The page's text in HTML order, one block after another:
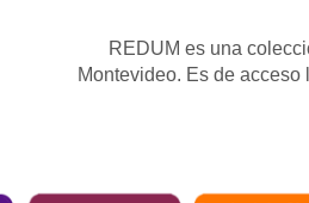
REDUM es una
Montevideo. Es de